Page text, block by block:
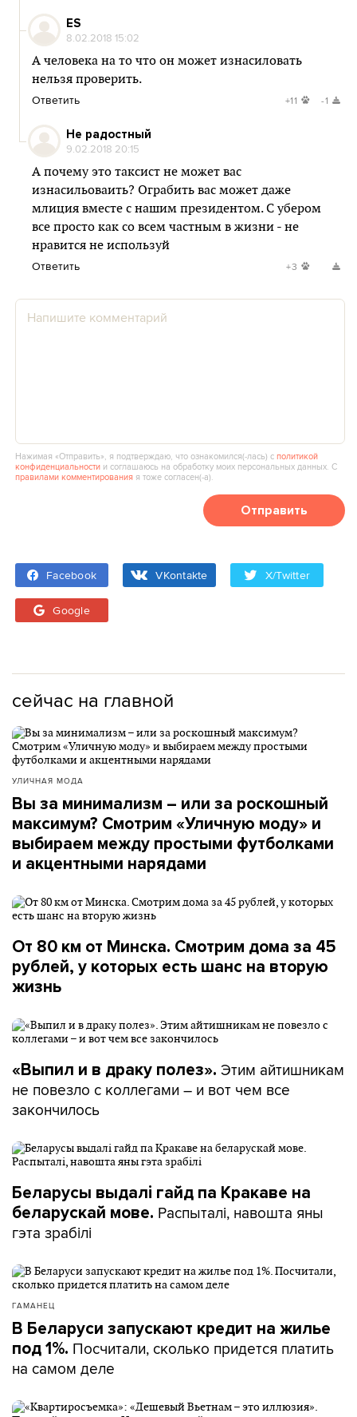
ES
8.02.2018 15:02
А человека на то что он может изнасиловать
нельзя проверить.
Ответить +11 -1
Не радостный
9.02.2018 20:15
А почему это таксист не может вас
изнасильоваить? Ограбить вас может даже
млиция вместе с нашим президентом. С убером
все просто как со всем частным в жизни - не
нравится не используй
Ответить +3
Нажимая «Отправить», я подтверждаю, что ознакомился(‑лась) сполитикой
конфиденциальности и соглашаюсь на обработку моих персональных данных. С
правилами комментирования я тоже согласен(‑а).
Отправить
Facebook VKontakte X/Twitter
Google
сейчас на главной
УЛИЧНАЯ МОДА
Вы за минимализм – или за роскошный
максимум? Смотрим «Уличную моду» и
выбираем между простыми футболками
и акцентными нарядами
От 80 км от Минска. Смотрим дома за 45
рублей, у которых есть шанс на вторую
жизнь
«Выпил и в драку полез». Этим айтишникам
не повезло с коллегами – и вот чем все
закончилось
Беларусы выдалі гайд па Кракаве на
беларускай мове. Распыталі, навошта яны
гэта зрабілі
ГАМАНЕЦ
В Беларуси запускают кредит на жилье
под 1%. Посчитали, сколько придется платить
на самом деле